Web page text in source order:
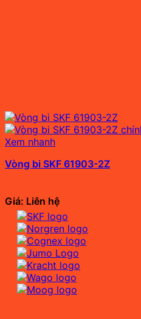
Xem nhanh
Vòng bi SKF 61903-2Z
Giá: Liên hệ